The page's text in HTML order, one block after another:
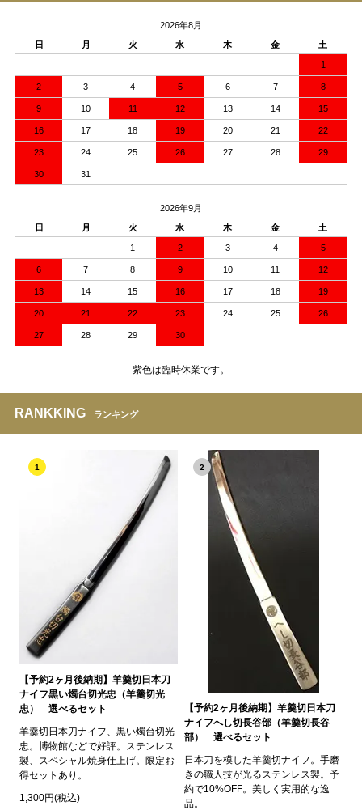
2026年8月
日
月 火 水 木 金 土
1
2 3 4 5 6 7 8
9 10 11 12 13 14 15
16 17 18 19 20 21 22
23 24 25 26 27 28 29
30 31
2026年9月
日
月 火 水 木 金 土
1 2 3 4 5
6 7 8 9 10 11 12
13 14 15 16 17 18 19
20 21 22 23 24 25 26
27 28 29 30
紫色は臨時休業です。
RANKKING ランキング
1
【予約2ヶ月後納期】羊羹切日本刀
ナイフ黒い燭台切光忠（羊羹切光
忠） 選べるセット
羊羹切日本刀ナイフ、黒い燭台切光
忠。博物館などで好評。ステンレス
製、スペシャル焼身仕上げ。限定お
得セットあり。
1,300円(税込)
2
【予約2ヶ月後納期】羊羹切日本刀
ナイフへし切長谷部（羊羹切長谷
部） 選べるセット
日本刀を模した羊羹切ナイフ。手磨
きの職人技が光るステンレス製。予
約で10%OFF。美しく実用的な逸
品。